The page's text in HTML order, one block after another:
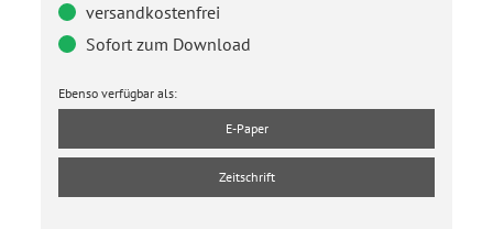
versandkostenfrei
Sofort zum Download
Ebenso verfügbar als:
E-Paper
Zeitschrift